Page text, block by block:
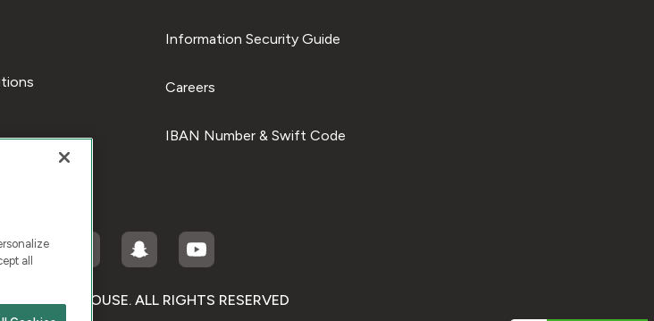
Information Security Guide
Careers
IBAN Number & Swift Code
FINANCE HOUSE. ALL RIGHTS RESERVED
all